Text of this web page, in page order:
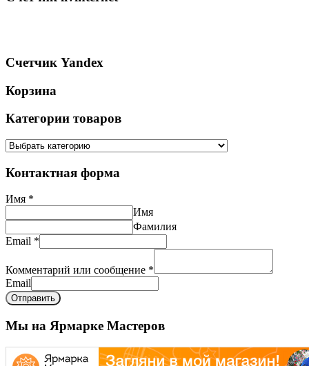
Счетчик Yandex
Корзина
Категории товаров
Контактная форма
Имя *
Имя
Фамилия
Email *
Комментарий или сообщение *
Email
Отправить
Мы на Ярмарке Мастеров